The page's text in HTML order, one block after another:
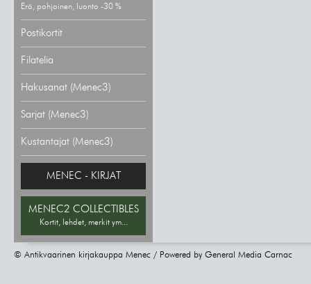
Erä, pohjoinen, luonto -30 %
Postikortit
Filatelia
Hakusanat (Menec3)
Sarjat (Menec3)
Kustantajat (Menec3)
MENEC - KIRJAT
MENEC2 COLLECTIBLES
Kortit, lehdet, merkit ym...
© Antikvaarinen kirjakauppa Menec / Powered by General Media Carnac